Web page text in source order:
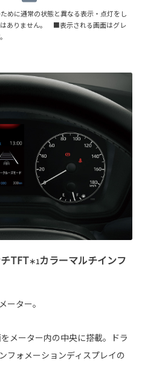
めに通常の状態と異なる表示・点灯をし
はありません。 ■表示される画面はグレ
TFT＊1カラーマルチインフ
ーター。
メーター内の中央に搭載。ドラ
フォメーションディスプレイの